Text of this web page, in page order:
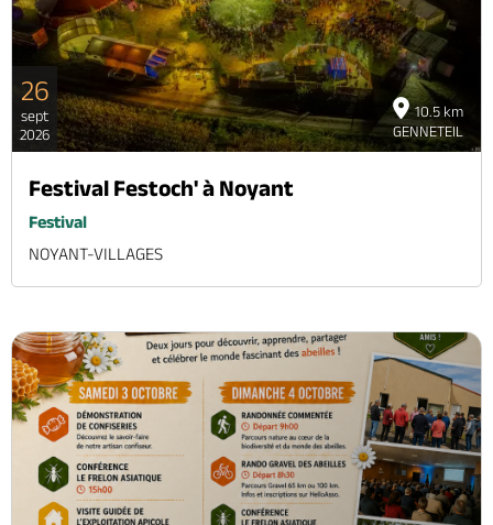
10.5 km
GENNETEIL
26
sept
2026
Festival Festoch' à Noyant
Festival
NOYANT-VILLAGES